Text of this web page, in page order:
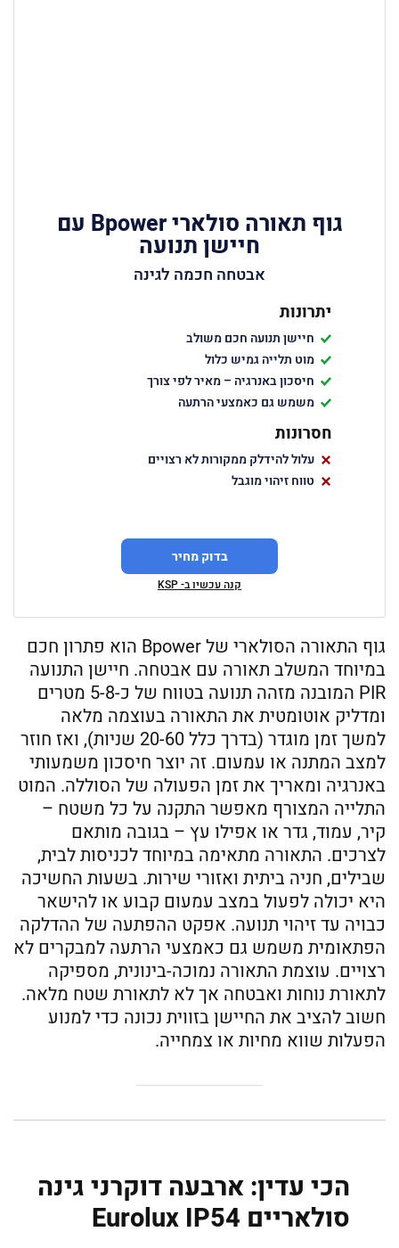
גוף תאורה סולארי Bpower עם
חיישן תנועה
אבטחה חכמה לגינה
יתרונות
חיישן תנועה חכם משולב
מוט תלייה גמיש כלול
חיסכון באנרגיה – מאיר לפי צורך
משמש גם כאמצעי הרתעה
חסרונות
עלול להידלק ממקורות לא רצויים
טווח זיהוי מוגבל
בדוק מחיר
קנה עכשיו ב- KSP
גוף התאורה הסולארי של Bpower הוא פתרון חכם
במיוחד המשלב תאורה עם אבטחה. חיישן התנועה
PIR המובנה מזהה תנועה בטווח של כ-5-8 מטרים
ומדליק אוטומטית את התאורה בעוצמה מלאה
למשך זמן מוגדר (בדרך כלל 20-60 שניות), ואז חוזר
למצב המתנה או עמעום. זה יוצר חיסכון משמעותי
באנרגיה ומאריך את זמן הפעולה של הסוללה. המוט
התלייה המצורף מאפשר התקנה על כל משטח –
קיר, עמוד, גדר או אפילו עץ – בגובה מותאם
לצרכים. התאורה מתאימה במיוחד לכניסות לבית,
שבילים, חניה ביתית ואזורי שירות. בשעות החשיכה
היא יכולה לפעול במצב עמעום קבוע או להישאר
כבויה עד זיהוי תנועה. אפקט ההפתעה של ההדלקה
הפתאומית משמש גם כאמצעי הרתעה למבקרים לא
רצויים. עוצמת התאורה נמוכה-בינונית, מספיקה
לתאורת נוחות ואבטחה אך לא לתאורת שטח מלאה.
חשוב להציב את החיישן בזווית נכונה כדי למנוע
הפעלות שווא מחיות או צמחייה.
הכי עדין: ארבעה דוקרני גינה
סולאריים Eurolux IP54